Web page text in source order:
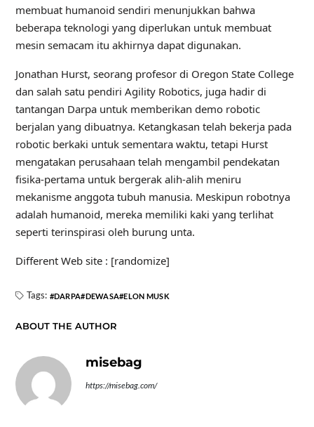
membuat humanoid sendiri menunjukkan bahwa
beberapa teknologi yang diperlukan untuk membuat
mesin semacam itu akhirnya dapat digunakan.
Jonathan Hurst, seorang profesor di Oregon State College
dan salah satu pendiri Agility Robotics, juga hadir di
tantangan Darpa untuk memberikan demo robotic
berjalan yang dibuatnya. Ketangkasan telah bekerja pada
robotic berkaki untuk sementara waktu, tetapi Hurst
mengatakan perusahaan telah mengambil pendekatan
fisika-pertama untuk bergerak alih-alih meniru
mekanisme anggota tubuh manusia. Meskipun robotnya
adalah humanoid, mereka memiliki kaki yang terlihat
seperti terinspirasi oleh burung unta.
Different Web site : [randomize]
Tags: DARPA DEWASA ELON MUSK
ABOUT THE AUTHOR
misebag
https://misebag.com/